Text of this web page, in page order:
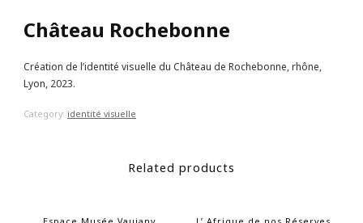
Château Rochebonne
Création de l’identité visuelle du Château de Rochebonne, rhône,
Lyon, 2023.
Category: identité visuelle
Related products